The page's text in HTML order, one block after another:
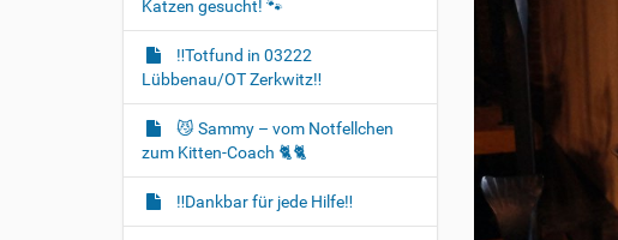
Katzen gesucht! 🐾
‼️Totfund in 03222
Lübbenau/OT Zerkwitz‼️
😼 Sammy – vom Notfellchen
zum Kitten-Coach 🐈🐈‍
‼️Dankbar für jede Hilfe‼️